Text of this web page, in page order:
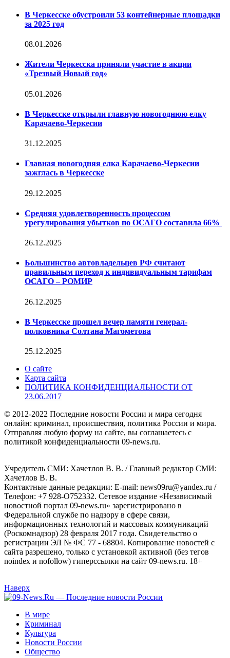
В Черкесске обустроили 53 контейнерные площадки
за 2025 год
08.01.2026
Жители Черкесска приняли участие в акции
«Трезвый Новый год»
05.01.2026
В Черкесске открыли главную новогоднюю елку
Карачаево-Черкесии
31.12.2025
Главная новогодняя елка Карачаево-Черкесии
зажглась в Черкесске
29.12.2025
Средняя удовлетворенность процессом
урегулирования убытков по ОСАГО составила 66%
26.12.2025
Большинство автовладельцев РФ считают
правильным переход к индивидуальным тарифам
ОСАГО – РОМИР
26.12.2025
В Черкесске прошел вечер памяти генерал-
полковника Солтана Магометова
25.12.2025
О сайте
Карта сайта
ПОЛИТИКА КОНФИДЕНЦИАЛЬНОСТИ ОТ
23.06.2017
© 2012-2022 Последние новости России и мира сегодня
онлайн: криминал, происшествия, политика России и мира.
Отправляя любую форму на сайте, вы соглашаетесь с
политикой конфиденциальности 09-news.ru.
Учредитель СМИ: Хaчeтлoв B. B. / Главный редактор СМИ:
Хaчeтлoв B. B.
Контактные данные редакции: E-mail: news09ru@yandex.ru /
Телефон: +7 928-O752332. Сетевое издание «Независимый
новостной портал 09-news.ru» зарегистрировано в
Федеральной службе по надзору в сфере связи,
информационных технологий и массовых коммуникаций
(Роскомнадзор) 28 февраля 2017 года. Свидетельство о
регистрации ЭЛ № ФС 77 - 68804. Копирование новостей с
сайта разрешено, только с установкой активной (без тегов
noindex и nofollow) гиперссылки на сайт 09-news.ru. 18+
Наверх
В мире
Криминал
Культура
Новости России
Общество